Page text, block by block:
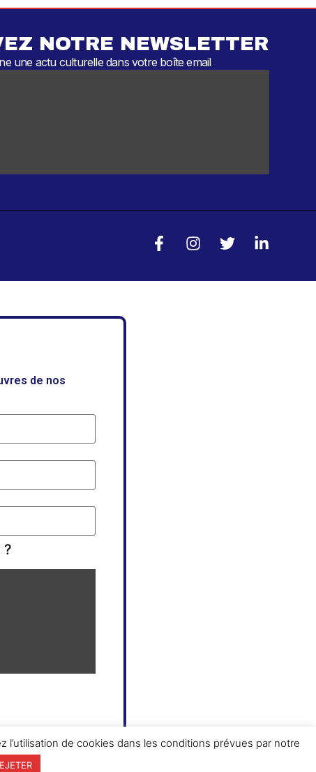
NOTRE NEWSLETTER
une actu culturelle dans votre boîte email
de cookies dans les conditions prévues par notre
de nos